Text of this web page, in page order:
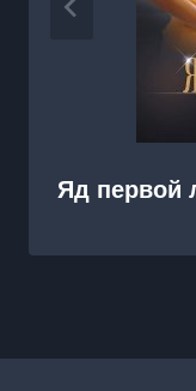
Яд первой